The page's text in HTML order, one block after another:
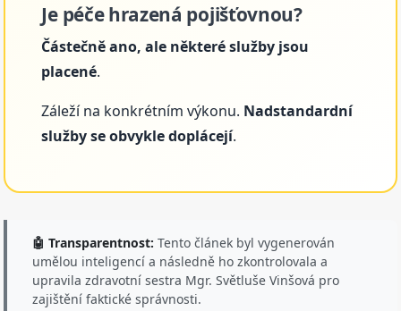
Je péče hrazená pojišťovnou?
Částečně ano, ale některé služby jsou
placené.
Záleží na konkrétním výkonu. Nadstandardní
služby se obvykle doplácejí.
🤖 Transparentnost: Tento článek byl vygenerován
umělou inteligencí a následně ho zkontrolovala a
upravila zdravotní sestra Mgr. Světluše Vinšová pro
zajištění faktické správnosti.